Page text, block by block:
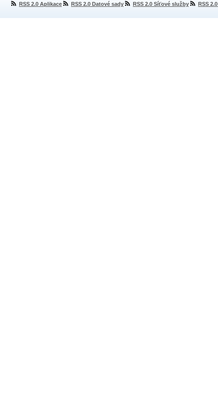
RSS 2.0 Aplikace RSS 2.0 Datové sady RSS 2.0 Síťové služby RSS